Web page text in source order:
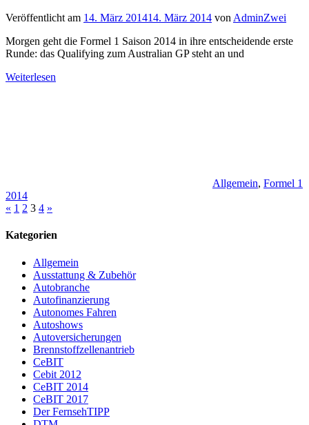
Veröffentlicht am 14. März 201414. März 2014 von AdminZwei
Morgen geht die Formel 1 Saison 2014 in ihre entscheidende erste
Runde: das Qualifying zum Australian GP steht an und
Weiterlesen
Allgemein, Formel 1
2014
Seitennummerierung
der
« Vorherige
1 2 3 4 Nächste
»
Kategorien
Allgemein
Ausstattung & Zubehör
Autobranche
Autofinanzierung
Autonomes Fahren
Autoshows
Autoversicherungen
Brennstoffzellenantrieb
CeBIT
Cebit 2012
CeBIT 2014
CeBIT 2017
Der FernsehTIPP